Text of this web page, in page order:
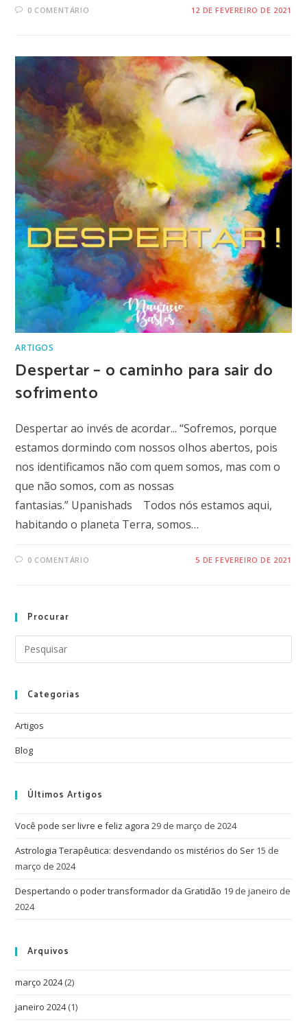
0 COMENTÁRIO 12 DE FEVEREIRO DE 2021
ARTIGOS
Despertar – o caminho para sair do
sofrimento
Despertar ao invés de acordar... “Sofremos, porque
estamos dormindo com nossos olhos abertos, pois
nos identificamos não com quem somos, mas com o
que não somos, com as nossas
fantasias.” Upanishads Todos nós estamos aqui,
habitando o planeta Terra, somos…
0 COMENTÁRIO 5 DE FEVEREIRO DE 2021
Procurar
Categorias
Artigos
Blog
Últimos Artigos
Você pode ser livre e feliz agora 29 de março de 2024
Astrologia Terapêutica: desvendando os mistérios do Ser 15 de
março de 2024
Despertando o poder transformador da Gratidão 19 de janeiro de
2024
Arquivos
março 2024(2)
janeiro 2024(1)